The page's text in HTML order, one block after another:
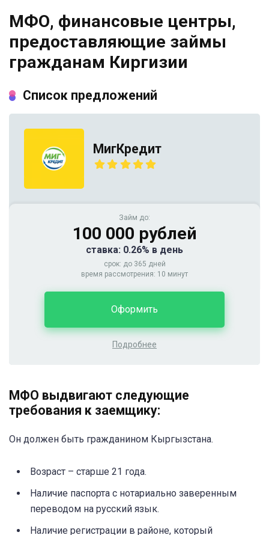
МФО, финансовые центры,
предоставляющие займы
гражданам Киргизии
Список предложений
МигКредит
Займ до:
100 000 рублей
ставка: 0.26% в день
срок: до 365 дней
время рассмотрения: 10 минут
Подробнее
Оформить
МФО выдвигают следующие
требования к заемщику:
Он должен быть гражданином Кыргызстана.
Возраст – старше 21 года.
Наличие паспорта с нотариально заверенным
переводом на русский язык.
Наличие регистрации в районе, который